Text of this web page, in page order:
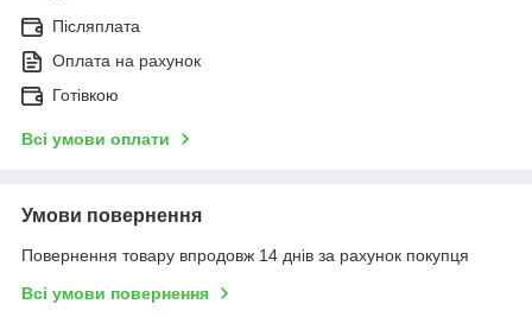
Післяплата
Оплата на рахунок
Готівкою
Всі умови оплати
Умови повернення
Повернення товару впродовж 14 днів за рахунок покупця
Всі умови повернення